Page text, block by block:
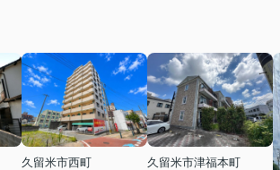
久留米市西町
久留米市津福本町